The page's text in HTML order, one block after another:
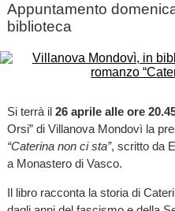
Appuntamento
biblioteca
Si terrà il 26 aprile alle ore
Orsi” di Villanova Mondovì la
“Caterina non ci sta”, scritto da
a Monastero di Vasco.
Il libro racconta la storia di